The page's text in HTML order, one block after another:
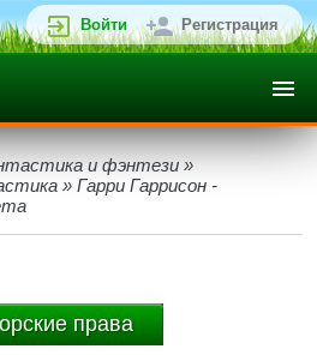
Войти Регистрация
и фэнтези »
» Гарри Гаррисон -
права